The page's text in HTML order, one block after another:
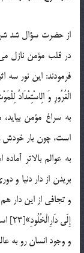
از حضرت سؤال شد
در قلب مؤمن نازل
فرمودند: این نور سه
به سراغ مؤمن
است، چون بار خودش
به عوالم بالاتر
بریدن از دار دنیا و
و تجافی از این دار
إِلَى
و وجود انسان رو به